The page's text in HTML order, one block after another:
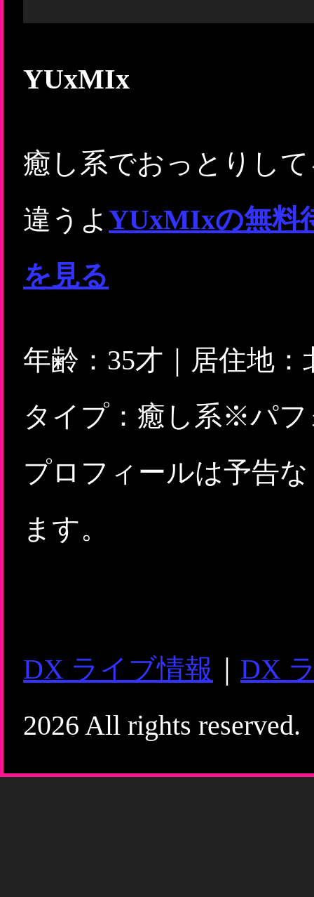
YUxMIx
癒し系でおっとりし
違うよ YUxMIxの無料
を見る
年齢：35才｜居住地
タイプ：癒し系※パフ
プロフィールは予告
ます。
DX ライブ情報
DX
2026 All rights reserved.